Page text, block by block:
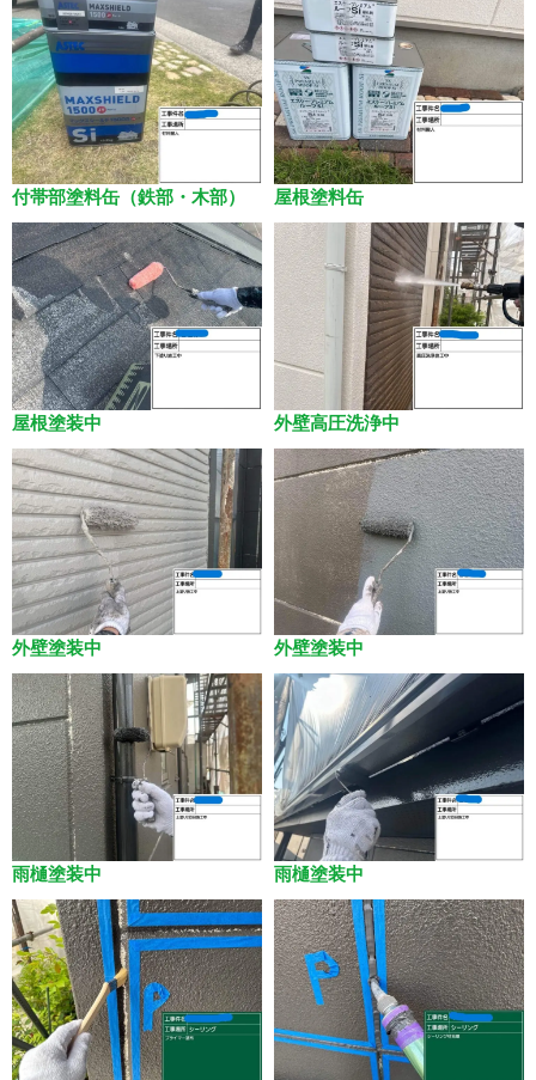
付帯部塗料缶（鉄部・木部） 屋根塗料缶
屋根塗装中 外壁高圧洗浄中
外壁塗装中 外壁塗装中
雨樋塗装中 雨樋塗装中